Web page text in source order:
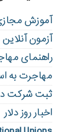
آموزش
آزمون آنلاین
راهنمای
مهاجرت به
ثبت شرکت
اخبار روز دلار